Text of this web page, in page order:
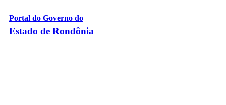
Portal do Governo do
Estado de Rondônia